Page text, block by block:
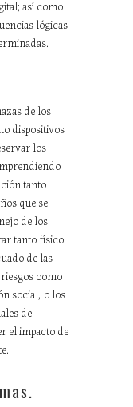
así como
lógicas
de los
dispositivos
los
tanto
que se
de los
tanto físico
de las
como
social, o los
de
el impacto de